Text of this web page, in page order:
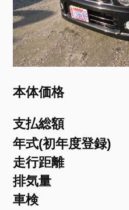
本体価格
支払総額
年式(初年度登録)
走行距離
排気量
車検